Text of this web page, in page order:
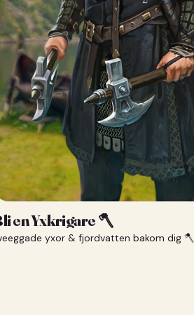
en Yxkrigare 🪓
yxor & fjordvatten bakom dig 🪓